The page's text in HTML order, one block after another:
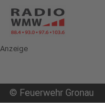
Anzeige
© Feuerwehr Gronau